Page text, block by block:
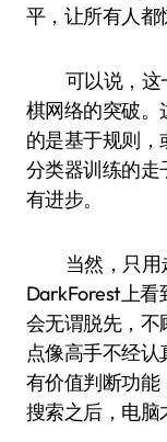
平，让所有人都
可以说，
棋网络的突破。
的是基于规则
分类器训练的走
有进步。
当然，只
DarkForest上看
会无谓脱先，不
点像高手不经
有价值判断功能
搜索之后，电脑